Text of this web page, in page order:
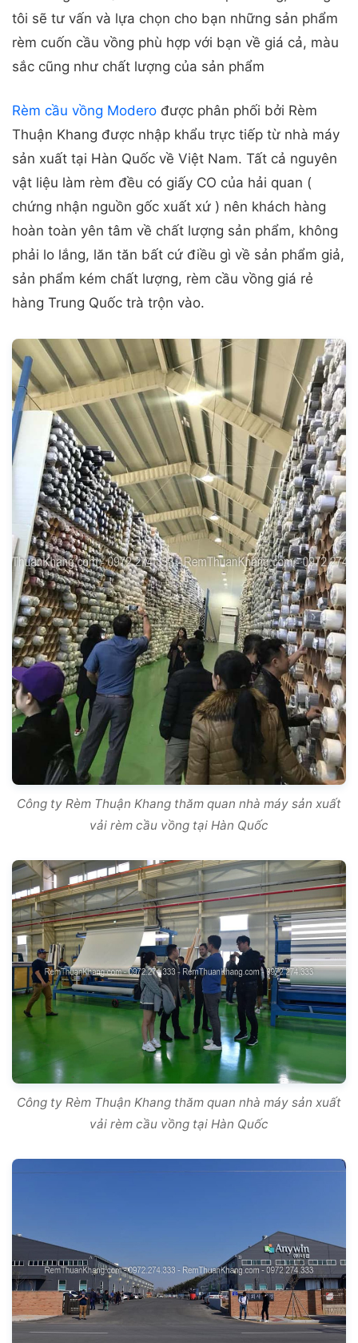
tôi sẽ tư vấn và lựa chọn cho bạn những sản phẩm
rèm cuốn cầu vồng phù hợp với bạn về giá cả, màu
sắc cũng như chất lượng của sản phẩm
Rèm cầu vồng Modero được phân phối bởi Rèm
Thuận Khang được nhập khẩu trực tiếp từ nhà máy
sản xuất tại Hàn Quốc về Việt Nam. Tất cả nguyên
vật liệu làm rèm đều có giấy CO của hải quan (
chứng nhận nguồn gốc xuất xứ ) nên khách hàng
hoàn toàn yên tâm về chất lượng sản phẩm, không
phải lo lắng, lăn tăn bất cứ điều gì về sản phẩm giả,
sản phẩm kém chất lượng, rèm cầu vồng giá rẻ
hàng Trung Quốc trà trộn vào.
Công ty Rèm Thuận Khang thăm quan nhà máy sản xuất
vải rèm cầu vồng tại Hàn Quốc
Công ty Rèm Thuận Khang thăm quan nhà máy sản xuất
vải rèm cầu vồng tại Hàn Quốc